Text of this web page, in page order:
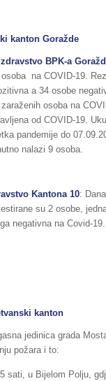
kanton Goražde
BPK-a
na COVID-19.
a 34 osobe
osoba na
od COVID-19.
pandemije do
nalazi 9 osoba.
Kantona 10: Dana,
su 2 osobe,
negativna na Covid-19.
kanton
jedinica grada
požara i to:
sati, u Bijelom Polju,